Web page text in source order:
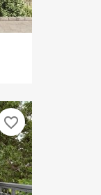
favorite_border